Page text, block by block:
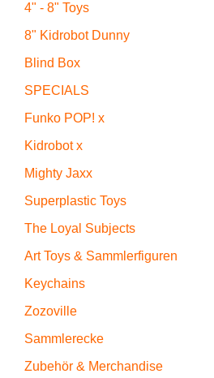
4" - 8" Toys
8" Kidrobot Dunny
Blind Box
SPECIALS
Funko POP! x
Kidrobot x
Mighty Jaxx
Superplastic Toys
The Loyal Subjects
Art Toys & Sammlerfiguren
Keychains
Zozoville
Sammlerecke
Zubehör & Merchandise